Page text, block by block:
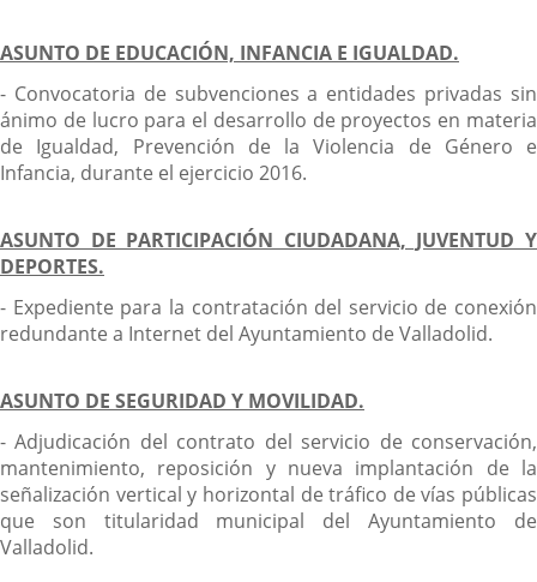
ASUNTO DE EDUCACIÓN, INFANCIA E IGUALDAD.
- Convocatoria de subvenciones a entidades privadas sin
ánimo de lucro para el desarrollo de proyectos en materia
de Igualdad, Prevención de la Violencia de Género e
Infancia, durante el ejercicio 2016.
ASUNTO DE PARTICIPACIÓN CIUDADANA, JUVENTUD Y
DEPORTES.
- Expediente para la contratación del servicio de conexión
redundante a Internet del Ayuntamiento de Valladolid.
ASUNTO DE SEGURIDAD Y MOVILIDAD.
- Adjudicación del contrato del servicio de conservación,
mantenimiento, reposición y nueva implantación de la
señalización vertical y horizontal de tráfico de vías públicas
que son titularidad municipal del Ayuntamiento de
Valladolid.